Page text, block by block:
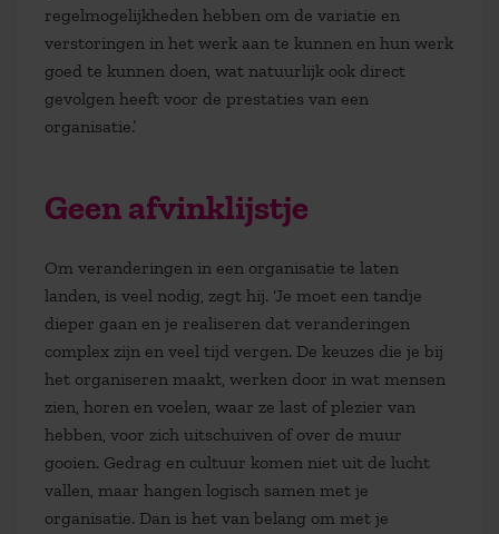
regelmogelijkheden hebben om de variatie en
verstoringen in het werk aan te kunnen en hun werk
goed te kunnen doen, wat natuurlijk ook direct
gevolgen heeft voor de prestaties van een
organisatie.’
Geen afvinklijstje
Om veranderingen in een organisatie te laten
landen, is veel nodig, zegt hij. ‘Je moet een tandje
dieper gaan en je realiseren dat veranderingen
complex zijn en veel tijd vergen. De keuzes die je bij
het organiseren maakt, werken door in wat mensen
zien, horen en voelen, waar ze last of plezier van
hebben, voor zich uitschuiven of over de muur
gooien. Gedrag en cultuur komen niet uit de lucht
vallen, maar hangen logisch samen met je
organisatie. Dan is het van belang om met je